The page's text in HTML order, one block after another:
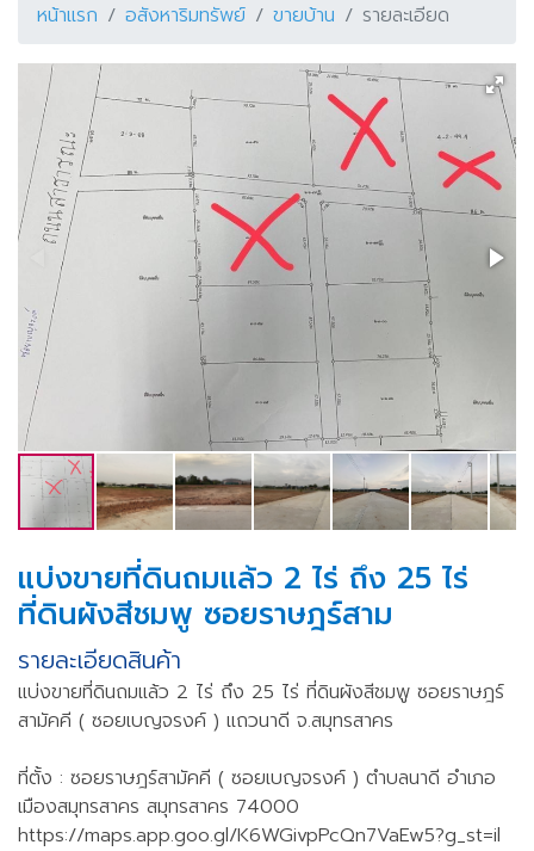
หน้าแรก อสังหาริมทรัพย์ ขายบ้าน รายละเอียด
แบ่งขายที่ดินถมแล้ว 2 ไร่ ถึง 25 ไร่
ที่ดินผังสีชมพู ซอยราษฎร์สาม
รายละเอียดสินค้า
แบ่งขายที่ดินถมแล้ว 2 ไร่ ถึง 25 ไร่ ที่ดินผังสีชมพู ซอยราษฎร์
สามัคคี ( ซอยเบญจรงค์ ) แถวนาดี จ.สมุทรสาคร
ที่ตั้ง : ซอยราษฎร์สามัคคี ( ซอยเบญจรงค์ ) ตำบลนาดี อำเภอ
เมืองสมุทรสาคร สมุทรสาคร 74000
https://maps.app.goo.gl/K6WGivpPcQn7VaEw5?g_st=il